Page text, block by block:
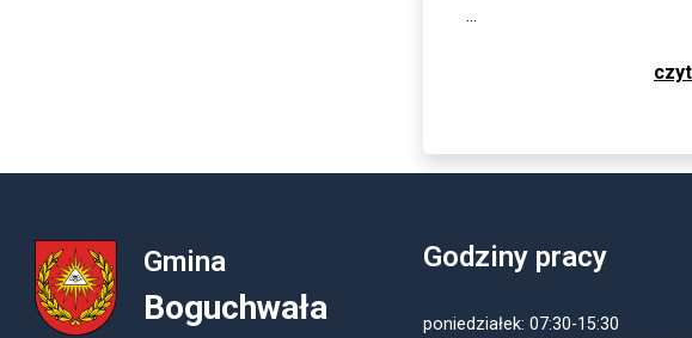
...
Gmina
Boguchwała
Godziny pracy
poniedziałek: 07:30-15:30